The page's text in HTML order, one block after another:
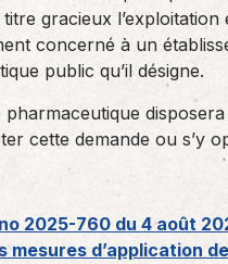
gracieux
concerné à un
public qu’il désigne.
pharmaceutique disposera
cette demande ou s’y
2025-760 du 4 août
mesures d’application